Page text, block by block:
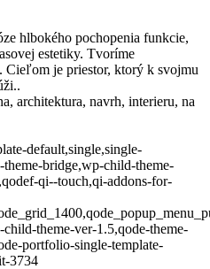
hlbokého pochopenia funkcie,
estetiky. Tvoríme
Cieľom je priestor, ktorý k svojmu
architektura, navrh, interieru, na
default,single,single-
bridge,wp-child-theme-
qi--touch,qi-addons-for-
theme-ver-1.5,qode-theme-
portfolio-single-template-
3734